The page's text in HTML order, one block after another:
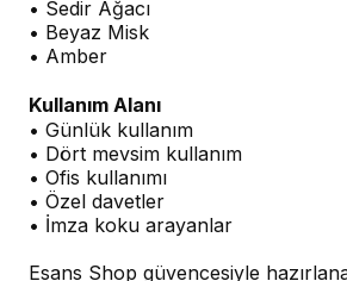
• Sedir Ağacı
• Beyaz Misk
• Amber
Kullanım Alanı
• Günlük kullanım
• Dört mevsim kullanım
• Ofis kullanımı
• Özel davetler
• İmza koku arayanlar
Esans Shop güvencesiyle